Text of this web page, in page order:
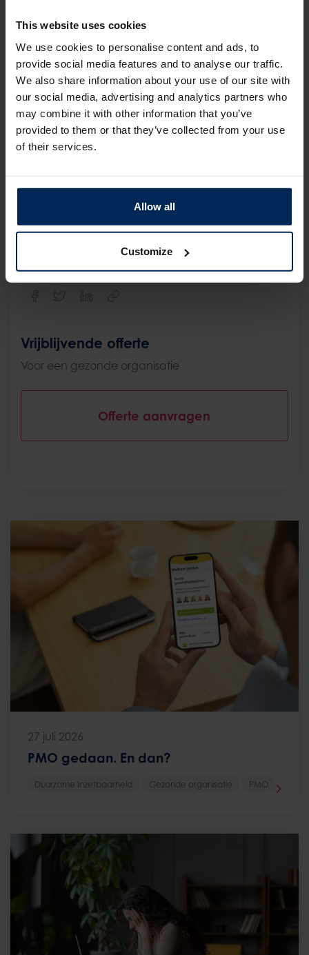
This website uses cookies
We use cookies to personalise content and ads, to
provide social media features and to analyse our traffic.
We also share information about your use of our site with
our social media, advertising and analytics partners who
may combine it with other information that you’ve
provided to them or that they’ve collected from your use
of their services.
Allow all
Customize
Deel dit bericht
Vrijblijvende offerte
Voor een gezonde organisatie
Offerte aanvragen
27 juli 2026
PMO gedaan. En dan?
Duurzame Inzetbaarheid Gezonde organisatie PMO